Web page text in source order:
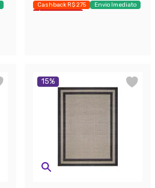
Cashback R$ 275
Envio Imediato
Últimas peças
15%